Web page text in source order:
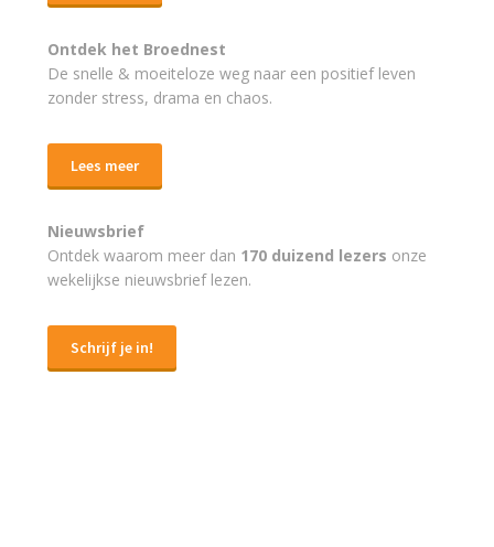
Ontdek het Broednest
De snelle & moeiteloze weg naar een positief leven
zonder stress, drama en chaos.
Lees meer
Nieuwsbrief
Ontdek waarom meer dan 170 duizend lezers onze
wekelijkse nieuwsbrief lezen.
Schrijf je in!